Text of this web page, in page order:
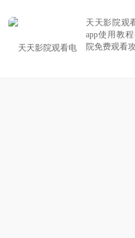
天天影院观
app使用教
院免费观看